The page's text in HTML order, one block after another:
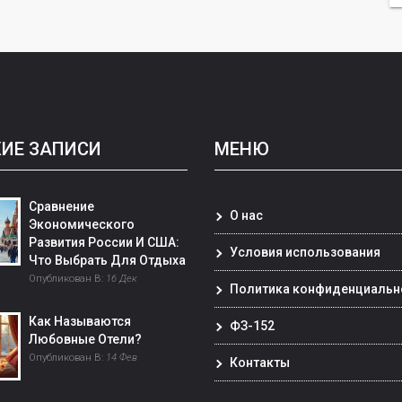
ЗАПИСИ
Сравнение
Экономического
Развития России И США:
Что Выбрать Для Отдыха
Опубликован В: 16 Дек
Как Называются
Любовные Отели?
Опубликован В: 14 Фев
МЕНЮ
О нас
Условия использования
Политика
ФЗ-152
Контакты